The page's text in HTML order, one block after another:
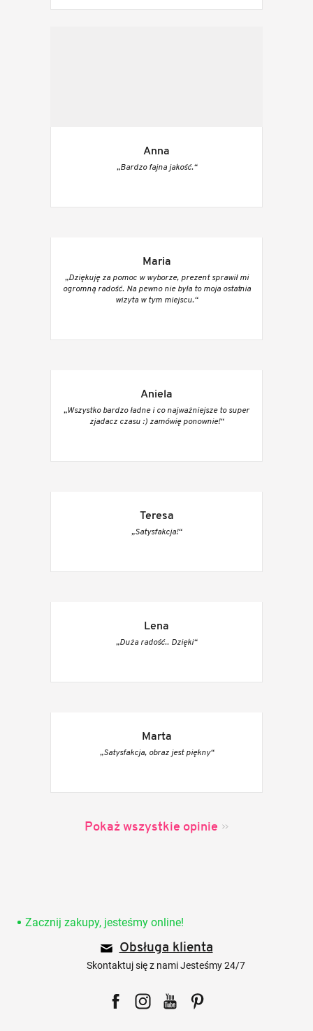
Anna
„Bardzo fajna jakość.“
Maria
„Dziękuję za pomoc w wyborze, prezent sprawił mi
ogromną radość. Na pewno nie była to moja ostatnia
wizyta w tym miejscu.“
Aniela
„Wszystko bardzo ładne i co najważniejsze to super
zjadacz czasu :) zamówię ponownie!“
Teresa
„Satysfakcja!“
Lena
„Duża radość.. Dzięki“
Marta
„Satysfakcja, obraz jest piękny“
Pokaż wszystkie opinie
Zacznij zakupy, jesteśmy online!
Obsługa klienta
Skontaktuj się z nami Jesteśmy 24/7